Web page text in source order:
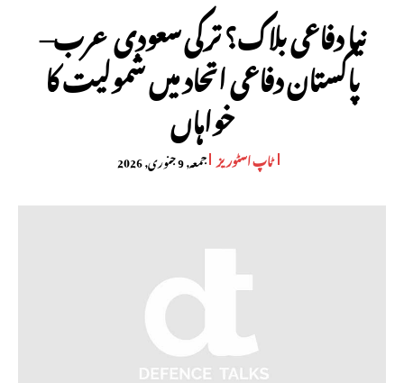
نیا دفاعی بلاک؟ ترکی سعودی عرب–
پاکستان دفاعی اتحاد میں شمولیت کا
خواہاں
ٹاپ اسٹوریز جمعہ, 9 جنوری, 2026